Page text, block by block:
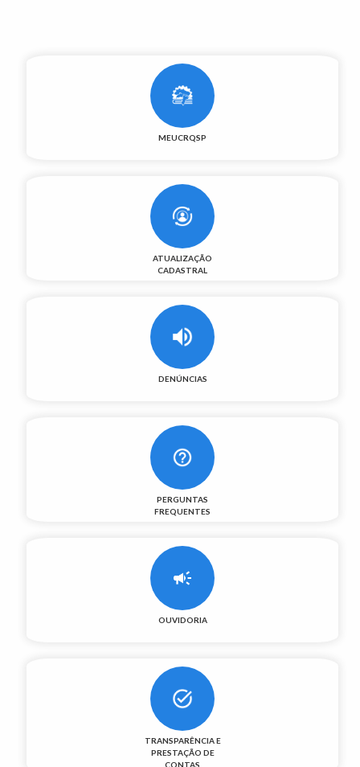
MEUCRQSP
ATUALIZAÇÃO
CADASTRAL
DENÚNCIAS
PERGUNTAS
FREQUENTES
OUVIDORIA
TRANSPARÊNCIA E
PRESTAÇÃO DE
CONTAS